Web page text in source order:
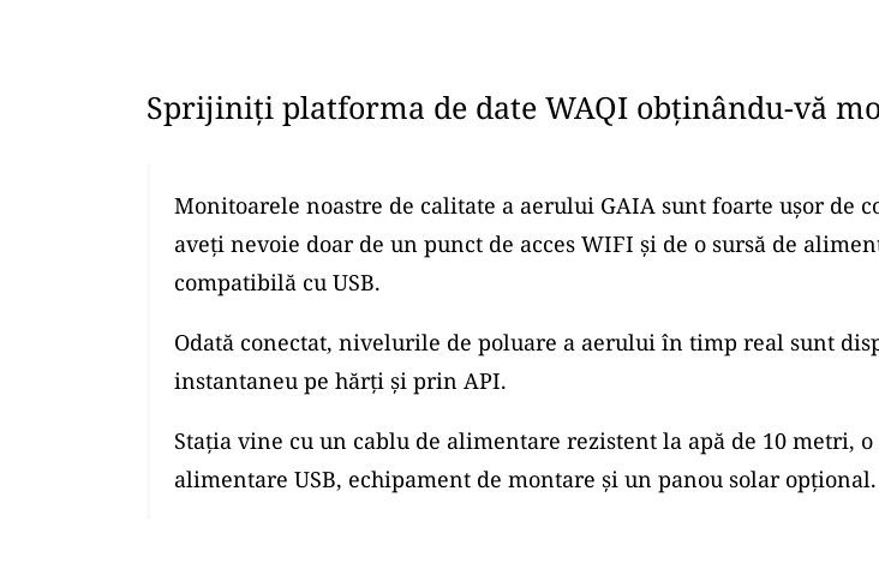
Sprijiniți platforma de date WAQI obținându-vă
Monitoarele noastre de calitate a aerului GAIA sunt foarte ușor de
aveți nevoie doar de un punct de acces WIFI și de o sursă de
compatibilă cu USB.
Odată conectat, nivelurile de poluare a aerului în timp real sunt
instantaneu pe hărți și prin API.
Stația vine cu un cablu de alimentare rezistent la apă de 10 metri, o
alimentare USB, echipament de montare și un panou solar opțional.